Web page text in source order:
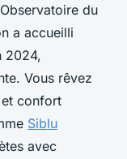
du
a accueilli
2024,
Vous rêvez
et confort
Siblu
avec